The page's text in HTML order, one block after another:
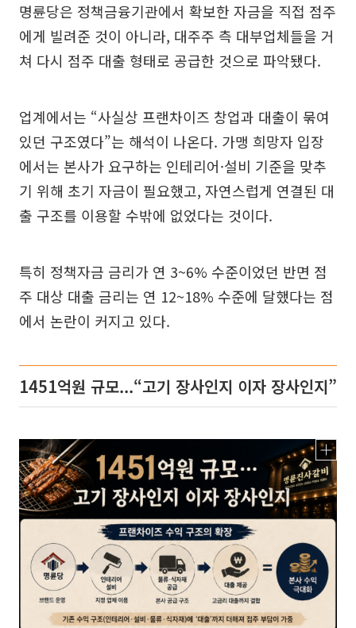
명륜당은 정책금융기관에서 확보한 자금을 직접 점주
에게 빌려준 것이 아니라, 대주주 측 대부업체들을 거
쳐 다시 점주 대출 형태로 공급한 것으로 파악됐다.
업계에서는 “사실상 프랜차이즈 창업과 대출이 묶여
있던 구조였다”는 해석이 나온다. 가맹 희망자 입장
에서는 본사가 요구하는 인테리어·설비 기준을 맞추
기 위해 초기 자금이 필요했고, 자연스럽게 연결된 대
출 구조를 이용할 수밖에 없었다는 것이다.
특히 정책자금 금리가 연 3~6% 수준이었던 반면 점
주 대상 대출 금리는 연 12~18% 수준에 달했다는 점
에서 논란이 커지고 있다.
1451억원 규모...“고기 장사인지 이자 장사인지”